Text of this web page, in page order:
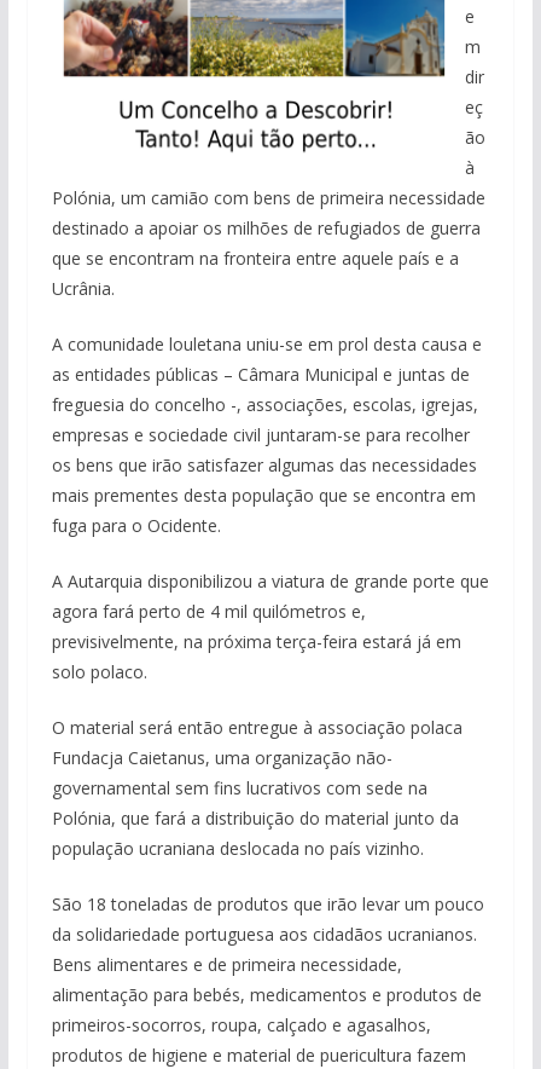
e
m
dir
eç
ão
à
Polónia, um camião com bens de primeira necessidade
destinado a apoiar os milhões de refugiados de guerra
que se encontram na fronteira entre aquele país e a
Ucrânia.
A comunidade louletana uniu-se em prol desta causa e
as entidades públicas – Câmara Municipal e juntas de
freguesia do concelho -, associações, escolas, igrejas,
empresas e sociedade civil juntaram-se para recolher
os bens que irão satisfazer algumas das necessidades
mais prementes desta população que se encontra em
fuga para o Ocidente.
A Autarquia disponibilizou a viatura de grande porte que
agora fará perto de 4 mil quilómetros e,
previsivelmente, na próxima terça-feira estará já em
solo polaco.
O material será então entregue à associação polaca
Fundacja Caietanus, uma organização não-
governamental sem fins lucrativos com sede na
Polónia, que fará a distribuição do material junto da
população ucraniana deslocada no país vizinho.
São 18 toneladas de produtos que irão levar um pouco
da solidariedade portuguesa aos cidadãos ucranianos.
Bens alimentares e de primeira necessidade,
alimentação para bebés, medicamentos e produtos de
primeiros-socorros, roupa, calçado e agasalhos,
produtos de higiene e material de puericultura fazem